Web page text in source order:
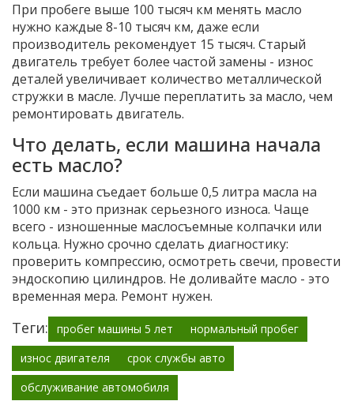
При пробеге выше 100 тысяч км менять масло
нужно каждые 8-10 тысяч км, даже если
производитель рекомендует 15 тысяч. Старый
двигатель требует более частой замены - износ
деталей увеличивает количество металлической
стружки в масле. Лучше переплатить за масло, чем
ремонтировать двигатель.
Что делать, если машина начала
есть масло?
Если машина съедает больше 0,5 литра масла на
1000 км - это признак серьезного износа. Чаще
всего - изношенные маслосъемные колпачки или
кольца. Нужно срочно сделать диагностику:
проверить компрессию, осмотреть свечи, провести
эндоскопию цилиндров. Не доливайте масло - это
временная мера. Ремонт нужен.
Теги: пробег машины 5 лет
нормальный пробег
износ двигателя
срок службы авто
обслуживание автомобиля